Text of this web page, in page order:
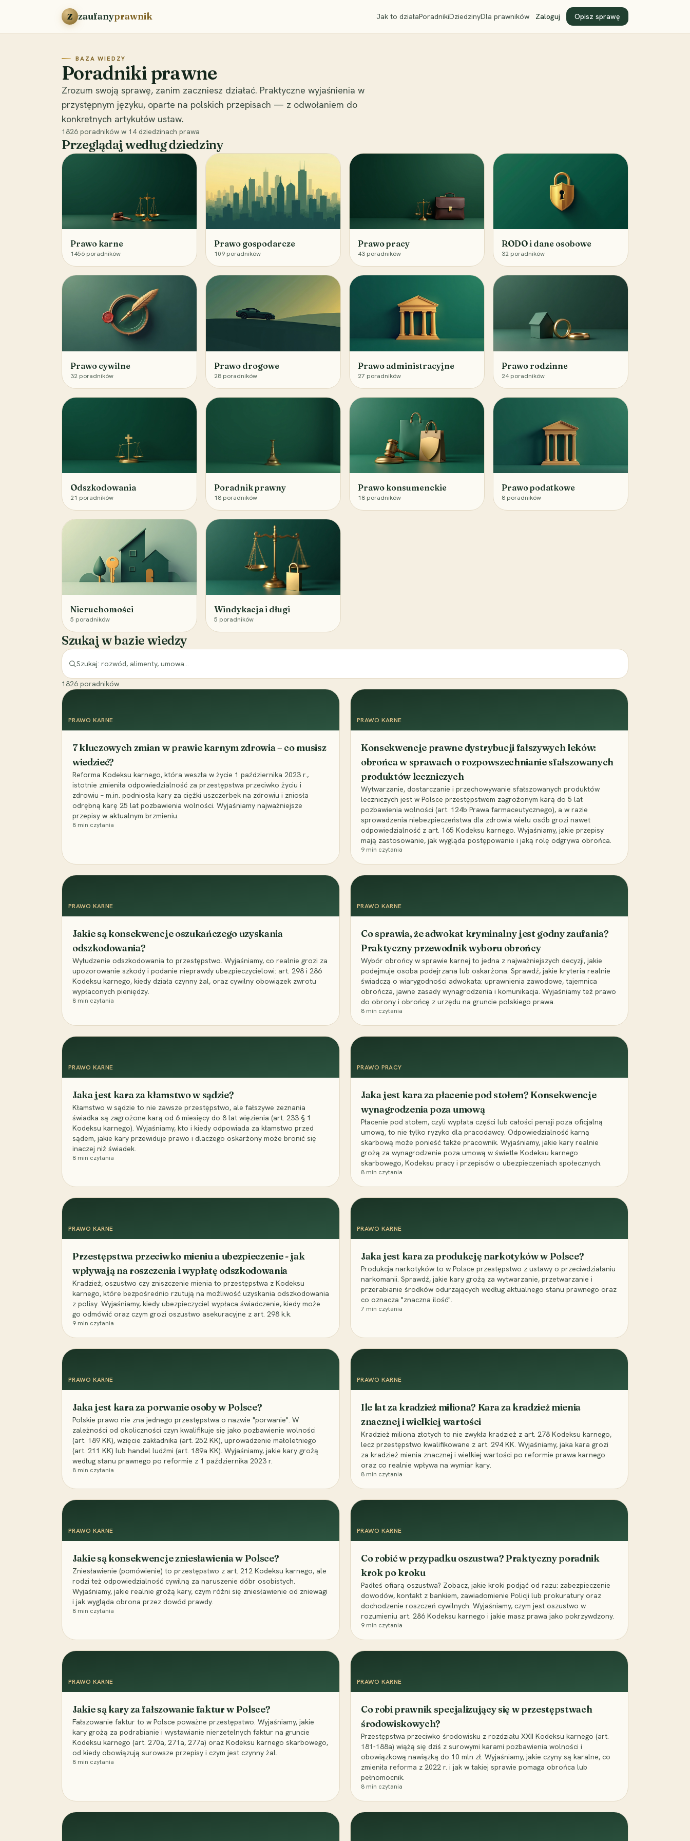
Przejdź do treści
Z zaufanyprawnik Jak to działaPoradnikiDziedzinyDla prawników Zaloguj Opisz sprawę
BAZA WIEDZY
Poradniki prawne
Zrozum swoją sprawę, zanim zaczniesz działać. Praktyczne wyjaśnienia w
przystępnym języku, oparte na polskich przepisach — z odwołaniem do
konkretnych artykułów ustaw.
1826 poradników w 14 dziedzinach prawa
Przeglądaj według dziedziny
Prawo karne
1456 poradników
Prawo gospodarcze
109 poradników
Prawo pracy
43 poradników
RODO i dane osobowe
32 poradników
Prawo cywilne
32 poradników
Prawo drogowe
28 poradników
Prawo administracyjne
27 poradników
Prawo rodzinne
24 poradników
Odszkodowania
21 poradników
Poradnik prawny
18 poradników
Prawo konsumenckie
18 poradników
Prawo podatkowe
8 poradników
Nieruchomości
5 poradników
Windykacja i długi
5 poradników
Szukaj w bazie wiedzy
1826 poradników
PRAWO KARNE
7 kluczowych zmian w prawie karnym zdrowia – co musisz
wiedzieć?
Reforma Kodeksu karnego, która weszła w życie 1 października 2023 r.,
istotnie zmieniła odpowiedzialność za przestępstwa przeciwko życiu i
zdrowiu – m.in. podniosła kary za ciężki uszczerbek na zdrowiu i zniosła
odrębną karę 25 lat pozbawienia wolności. Wyjaśniamy najważniejsze
przepisy w aktualnym brzmieniu.
8 min czytania
PRAWO KARNE
Konsekwencje prawne dystrybucji fałszywych leków:
obrońca w sprawach o rozpowszechnianie sfałszowanych
produktów leczniczych
Wytwarzanie, dostarczanie i przechowywanie sfałszowanych produktów
leczniczych jest w Polsce przestępstwem zagrożonym karą do 5 lat
pozbawienia wolności (art. 124b Prawa farmaceutycznego), a w razie
sprowadzenia niebezpieczeństwa dla zdrowia wielu osób grozi nawet
odpowiedzialność z art. 165 Kodeksu karnego. Wyjaśniamy, jakie przepisy
mają zastosowanie, jak wygląda postępowanie i jaką rolę odgrywa obrońca.
9 min czytania
PRAWO KARNE
Jakie są konsekwencje oszukańczego uzyskania
odszkodowania?
Wyłudzenie odszkodowania to przestępstwo. Wyjaśniamy, co realnie grozi za
upozorowanie szkody i podanie nieprawdy ubezpieczycielowi: art. 298 i 286
Kodeksu karnego, kiedy działa czynny żal, oraz cywilny obowiązek zwrotu
wypłaconych pieniędzy.
8 min czytania
PRAWO KARNE
Co sprawia, że adwokat kryminalny jest godny zaufania?
Praktyczny przewodnik wyboru obrońcy
Wybór obrońcy w sprawie karnej to jedna z najważniejszych decyzji, jakie
podejmuje osoba podejrzana lub oskarżona. Sprawdź, jakie kryteria realnie
świadczą o wiarygodności adwokata: uprawnienia zawodowe, tajemnica
obrończa, jawne zasady wynagrodzenia i komunikacja. Wyjaśniamy też prawo
do obrony i obrońcę z urzędu na gruncie polskiego prawa.
8 min czytania
PRAWO KARNE
Jaka jest kara za kłamstwo w sądzie?
Kłamstwo w sądzie to nie zawsze przestępstwo, ale fałszywe zeznania
świadka są zagrożone karą od 6 miesięcy do 8 lat więzienia (art. 233 § 1
Kodeksu karnego). Wyjaśniamy, kto i kiedy odpowiada za kłamstwo przed
sądem, jakie kary przewiduje prawo i dlaczego oskarżony może bronić się
inaczej niż świadek.
8 min czytania
PRAWO PRACY
Jaka jest kara za płacenie pod stołem? Konsekwencje
wynagrodzenia poza umową
Płacenie pod stołem, czyli wypłata części lub całości pensji poza oficjalną
umową, to nie tylko ryzyko dla pracodawcy. Odpowiedzialność karną
skarbową może ponieść także pracownik. Wyjaśniamy, jakie kary realnie
grożą za wynagrodzenie poza umową w świetle Kodeksu karnego
skarbowego, Kodeksu pracy i przepisów o ubezpieczeniach społecznych.
8 min czytania
PRAWO KARNE
Przestępstwa przeciwko mieniu a ubezpieczenie - jak
wpływają na roszczenia i wypłatę odszkodowania
Kradzież, oszustwo czy zniszczenie mienia to przestępstwa z Kodeksu
karnego, które bezpośrednio rzutują na możliwość uzyskania odszkodowania
z polisy. Wyjaśniamy, kiedy ubezpieczyciel wypłaca świadczenie, kiedy może
go odmówić oraz czym grozi oszustwo asekuracyjne z art. 298 k.k.
9 min czytania
PRAWO KARNE
Jaka jest kara za produkcję narkotyków w Polsce?
Produkcja narkotyków to w Polsce przestępstwo z ustawy o przeciwdziałaniu
narkomanii. Sprawdź, jakie kary grożą za wytwarzanie, przetwarzanie i
przerabianie środków odurzających według aktualnego stanu prawnego oraz
co oznacza "znaczna ilość".
7 min czytania
PRAWO KARNE
Jaka jest kara za porwanie osoby w Polsce?
Polskie prawo nie zna jednego przestępstwa o nazwie "porwanie". W
zależności od okoliczności czyn kwalifikuje się jako pozbawienie wolności
(art. 189 KK), wzięcie zakładnika (art. 252 KK), uprowadzenie małoletniego
(art. 211 KK) lub handel ludźmi (art. 189a KK). Wyjaśniamy, jakie kary grożą
według stanu prawnego po reformie z 1 października 2023 r.
8 min czytania
PRAWO KARNE
Ile lat za kradzież miliona? Kara za kradzież mienia
znacznej i wielkiej wartości
Kradzież miliona złotych to nie zwykła kradzież z art. 278 Kodeksu karnego,
lecz przestępstwo kwalifikowane z art. 294 KK. Wyjaśniamy, jaka kara grozi
za kradzież mienia znacznej i wielkiej wartości po reformie prawa karnego
oraz co realnie wpływa na wymiar kary.
8 min czytania
PRAWO KARNE
Jakie są konsekwencje zniesławienia w Polsce?
Zniesławienie (pomówienie) to przestępstwo z art. 212 Kodeksu karnego, ale
rodzi też odpowiedzialność cywilną za naruszenie dóbr osobistych.
Wyjaśniamy, jakie realnie grożą kary, czym różni się zniesławienie od zniewagi
i jak wygląda obrona przez dowód prawdy.
8 min czytania
PRAWO KARNE
Co robić w przypadku oszustwa? Praktyczny poradnik
krok po kroku
Padłeś ofiarą oszustwa? Zobacz, jakie kroki podjąć od razu: zabezpieczenie
dowodów, kontakt z bankiem, zawiadomienie Policji lub prokuratury oraz
dochodzenie roszczeń cywilnych. Wyjaśniamy, czym jest oszustwo w
rozumieniu art. 286 Kodeksu karnego i jakie masz prawa jako pokrzywdzony.
9 min czytania
PRAWO KARNE
Jakie są kary za fałszowanie faktur w Polsce?
Fałszowanie faktur to w Polsce poważne przestępstwo. Wyjaśniamy, jakie
kary grożą za podrabianie i wystawianie nierzetelnych faktur na gruncie
Kodeksu karnego (art. 270a, 271a, 277a) oraz Kodeksu karnego skarbowego,
od kiedy obowiązują surowsze przepisy i czym jest czynny żal.
8 min czytania
PRAWO KARNE
Co robi prawnik specjalizujący się w przestępstwach
środowiskowych?
Przestępstwa przeciwko środowisku z rozdziału XXII Kodeksu karnego (art.
181-188a) wiążą się dziś z surowymi karami pozbawienia wolności i
obowiązkową nawiązką do 10 mln zł. Wyjaśniamy, jakie czyny są karalne, co
zmieniła reforma z 2022 r. i jak w takiej sprawie pomaga obrońca lub
pełnomocnik.
8 min czytania